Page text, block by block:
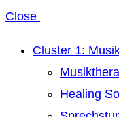
Close
Cluster 1:
Healing